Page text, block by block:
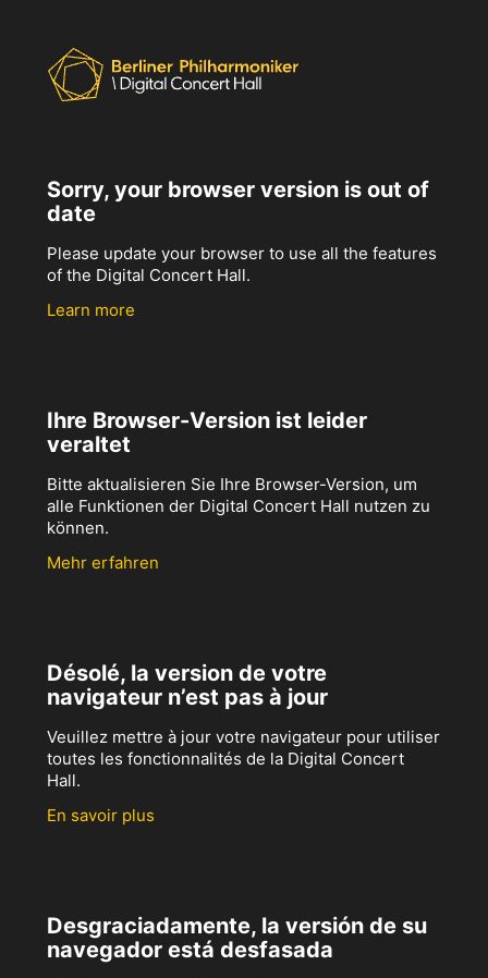
Sorry, your browser version is out of
date
Please update your browser to use all the features
of the Digital Concert Hall.
Learn more
Ihre Browser-Version ist leider
veraltet
Bitte aktualisieren Sie Ihre Browser-Version, um
alle Funktionen der Digital Concert Hall nutzen zu
können.
Mehr erfahren
Désolé, la version de votre
navigateur n’est pas à jour
Veuillez mettre à jour votre navigateur pour utiliser
toutes les fonctionnalités de la Digital Concert
Hall.
En savoir plus
Desgraciadamente, la versión de su
navegador está desfasada